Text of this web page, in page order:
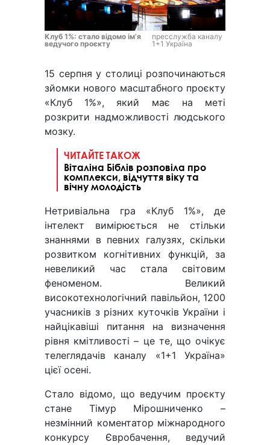
Клуб 1%: стало відомо ім’я
ведучого проєкту
пресслужба каналу
1+1 Україна
15 серпня у столиці розпочинаються
зйомки нового масштабного проєкту
«Клуб 1%», який має на меті
розкрити надможливості людського
мозку.
ЧИТАЙТЕ ТАКОЖ
Віталіна Біблів розповіла про
комплекси, відчуття віку та
вічну молодість
Нетривіальна гра «Клуб 1%», де
інтелект вимірюється не стільки
знаннями в певних галузях, скільки
розвитком когнітивних функцій, за
невеликий час стала світовим
феноменом. Великий
високотехнологічний павільйон, 1200
учасників з різних куточків України і
найцікавіші питання на визначення
рівня кмітливості – це те, що очікує
телеглядачів каналу «1+1 Україна»
цієї осені.
Стало відомо, що ведучим проєкту
стане Тімур Мірошниченко –
незмінний коментатор міжнародного
конкурсу Євробачення, ведучий